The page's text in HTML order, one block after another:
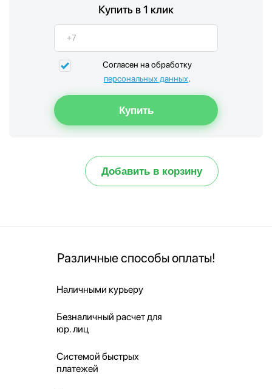
Купить в 1 клик
Согласен на обработку
персональных данных.
Добавить в корзину
Различные способы оплаты!
Наличными курьеру
Безналичный расчет для
юр. лиц
Системой быстрых
платежей